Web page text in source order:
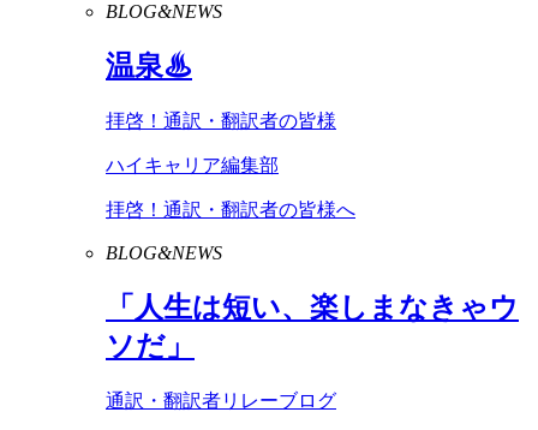
BLOG&NEWS
温泉♨
拝啓！通訳・翻訳者の皆様
ハイキャリア編集部
拝啓！通訳・翻訳者の皆様へ
BLOG&NEWS
「人生は短い、楽しまなきゃウ
ソだ」
通訳・翻訳者リレーブログ